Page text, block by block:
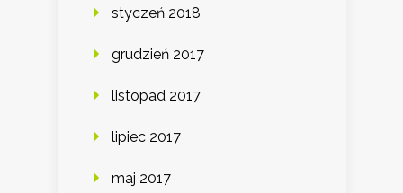
styczeń 2018
grudzień 2017
listopad 2017
lipiec 2017
maj 2017